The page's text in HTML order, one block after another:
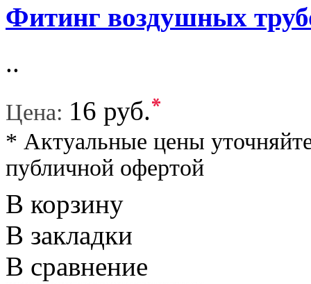
Фитинг воздушных
..
Цена: 16 руб.*
* Актуальные цены
публичной офертой
В корзину
В закладки
В сравнение